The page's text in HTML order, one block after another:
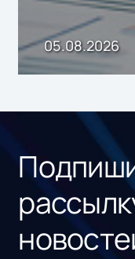
05.08.2026